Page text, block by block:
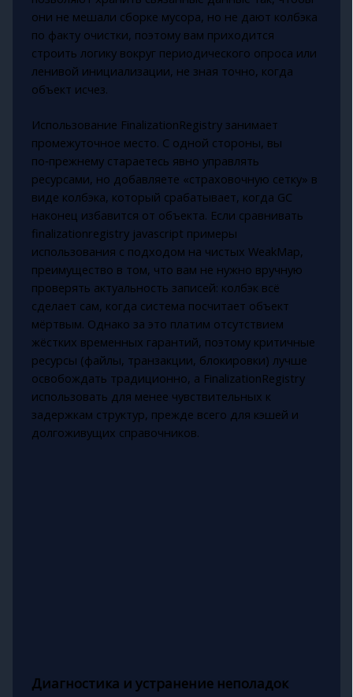
они не мешали сборке мусора, но не дают колбэка
по факту очистки, поэтому вам приходится
строить логику вокруг периодического опроса или
ленивой инициализации, не зная точно, когда
объект исчез.
Использование FinalizationRegistry занимает
промежуточное место. С одной стороны, вы
по‑прежнему стараетесь явно управлять
ресурсами, но добавляете «страховочную сетку» в
виде колбэка, который срабатывает, когда GC
наконец избавится от объекта. Если сравнивать
finalizationregistry javascript примеры
использования с подходом на чистых WeakMap,
преимущество в том, что вам не нужно вручную
проверять актуальность записей: колбэк всё
сделает сам, когда система посчитает объект
мёртвым. Однако за это платим отсутствием
жёстких временных гарантий, поэтому критичные
ресурсы (файлы, транзакции, блокировки) лучше
освобождать традиционно, а FinalizationRegistry
использовать для менее чувствительных к
задержкам структур, прежде всего для кэшей и
долгоживущих справочников.
Диагностика и устранение неполадок